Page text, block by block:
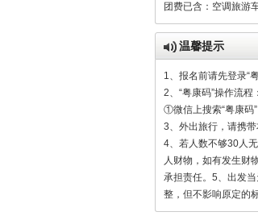
团费已含：空调旅游
温馨提示
1、报名前请先登录“
2、“粤康码”操作流程：
①微信上搜索“粤康码
3、外出旅行，请携带
4、若人数不够30人
人财物，如有发生财
承担责任。5、出发
整，但不影响原定的